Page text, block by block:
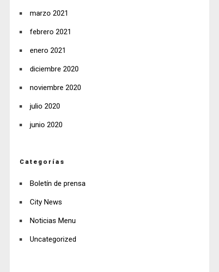
marzo 2021
febrero 2021
enero 2021
diciembre 2020
noviembre 2020
julio 2020
junio 2020
Categorías
Boletín de prensa
City News
Noticias Menu
Uncategorized